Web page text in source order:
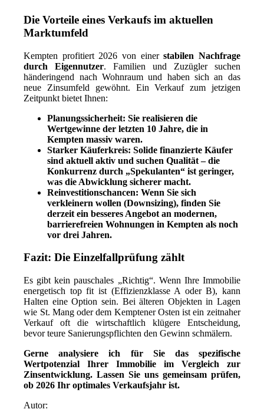
Die Vorteile eines Verkaufs im aktuellen
Marktumfeld
Kempten profitiert 2026 von einerstabilen Nachfrage
durch Eigennutzer. Familien und Zuzügler suchen
händeringend nach Wohnraum und haben sich an das
neue Zinsumfeld gewöhnt. Ein Verkauf zum jetzigen
Zeitpunkt bietet Ihnen:
Planungssicherheit: Sie realisieren die
Wertgewinne der letzten 10 Jahre, die in
Kempten massiv waren.
Starker Käuferkreis: Solide finanzierte Käufer
sind aktuell aktiv und suchen Qualität – die
Konkurrenz durch „Spekulanten“ ist geringer,
was die Abwicklung sicherer macht.
Reinvestitionschancen: Wenn Sie sich
verkleinern wollen (Downsizing), finden Sie
derzeit ein besseres Angebot an modernen,
barrierefreien Wohnungen in Kempten als noch
vor drei Jahren.
Fazit: Die Einzelfallprüfung zählt
Es gibt kein pauschales „Richtig“. Wenn Ihre Immobilie
energetisch top fit ist (Effizienzklasse A oder B), kann
Halten eine Option sein. Bei älteren Objekten in Lagen
wie St. Mang oder dem Kemptener Osten ist ein zeitnaher
Verkauf oft die wirtschaftlich klügere Entscheidung,
bevor teure Sanierungspflichten den Gewinn schmälern.
Gerne analysiere ich für Sie das spezifische
Wertpotenzial Ihrer Immobilie im Vergleich zur
Zinsentwicklung. Lassen Sie uns gemeinsam prüfen,
ob 2026 Ihr optimales Verkaufsjahr ist.
Autor: